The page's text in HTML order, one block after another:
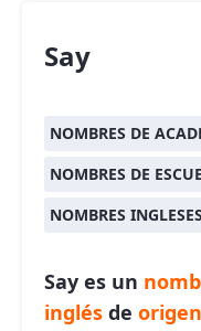
Say
NOMBRES DE
NOMBRES DE
NOMBRES INGLESES
Say es un
inglés de